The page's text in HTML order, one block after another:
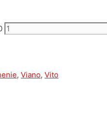
, Viano, Vito